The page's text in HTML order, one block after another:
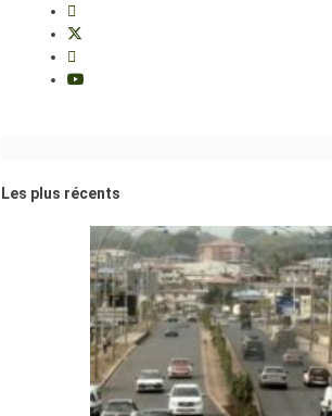
Les plus récents